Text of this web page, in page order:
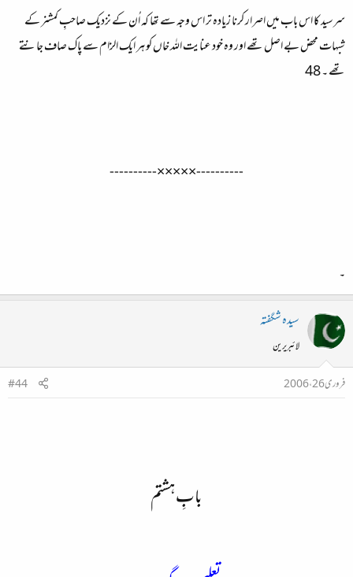
سرسید کا اس باب میں اصرار کرنا زیادہ تر اس وجہ سے تھا کہ اُن کے نزدیک صاحبِ کمشنر کے
شبہات محض بے اصل تھے اور وہ خود عنایت اللہ خاں کو ہر ایک الزام سے پاک صاف جانتے
تھے ۔ 48
----------×××××----------​
۔
سیدہ شگفتہ
لائبریرین
فروری 26، 2006
#44
بابِ ہشتم